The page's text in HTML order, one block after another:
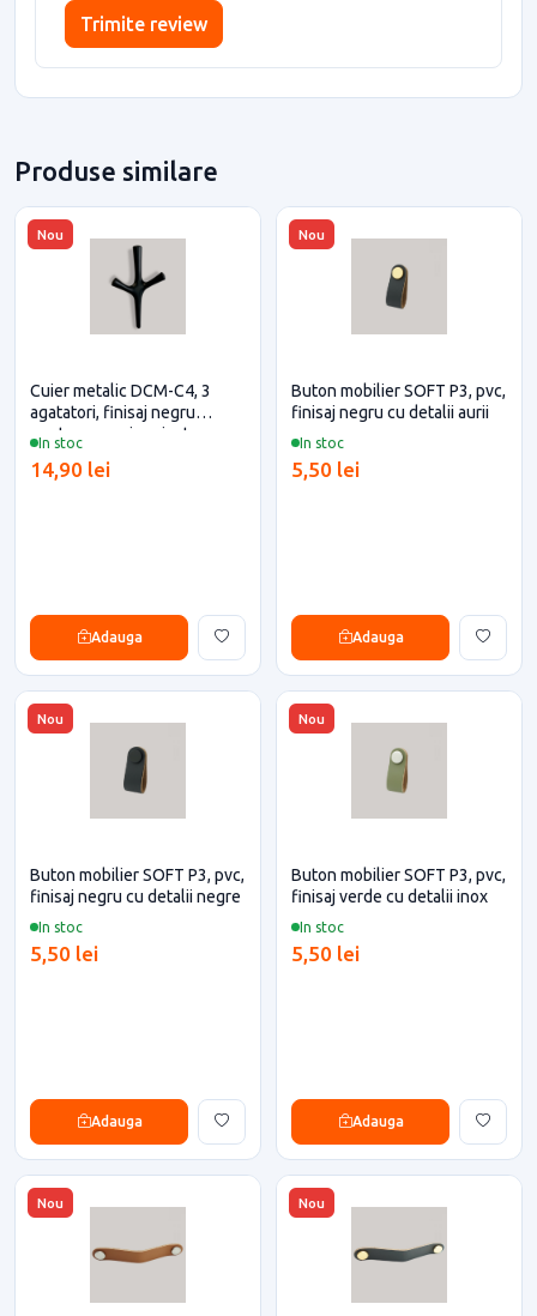
Trimite review
Produse similare
Nou
In stoc
Cuier metalic DCM-C4, 3
agatatori, finisaj negru
pentru casa si proiecte
14,90 lei
Adauga
Nou
In stoc
Buton mobilier SOFT P3, pvc,
finisaj negru cu detalii aurii
5,50 lei
Adauga
Nou
In stoc
Buton mobilier SOFT P3, pvc,
finisaj negru cu detalii negre
5,50 lei
Adauga
Nou
In stoc
Buton mobilier SOFT P3, pvc,
finisaj verde cu detalii inox
5,50 lei
Adauga
Nou Nou